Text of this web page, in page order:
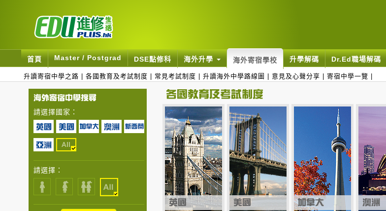
首頁 Master / Postgrad DSE點修科 海外升學 海外寄宿學校 升學解碼 Dr.Ed職場解碼
升讀寄宿中學之路 各國教育及考試制度 常見考試制度 升讀海外中學路線圖 意見及心聲分享 寄宿中學一覽
請選擇國家：
請選擇：